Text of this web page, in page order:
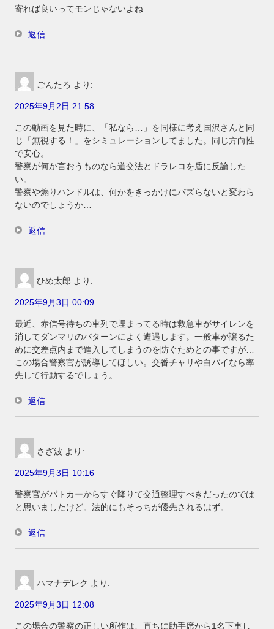
寄れば良いってモンじゃないよね
返信
ごんたろ より:
2025年9月2日 21:58
この動画を見た時に、「私なら…」を同様に考え国沢さんと同
じ「無視する！」をシミュレーションしてました。同じ方向性
で安心。
警察が何か言おうものなら道交法とドラレコを盾に反論した
い。
警察や煽りハンドルは、何かをきっかけにバズらないと変わら
ないのでしょうか…
返信
ひめ太郎 より:
2025年9月3日 00:09
最近、赤信号待ちの車列で埋まってる時は救急車がサイレンを
消してダンマリのパターンによく遭遇します。一般車が譲るた
めに交差点内まで進入してしまうのを防ぐためとの事ですが…
この場合警察官が誘導してほしい。交番チャリや白バイなら率
先して行動するでしょう。
返信
さざ波 より:
2025年9月3日 10:16
警察官がパトカーからすぐ降りて交通整理すべきだったのでは
と思いましたけど。法的にもそっちが優先されるはず。
返信
ハマナデレク より:
2025年9月3日 12:08
この場合の警察の正しい所作は、直ちに助手席から1名下車し